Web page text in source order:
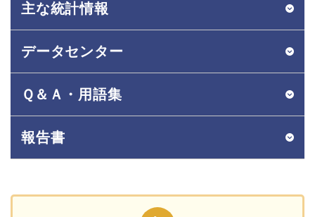
主な統計情報
データセンター
Ｑ＆Ａ・用語集
報告書